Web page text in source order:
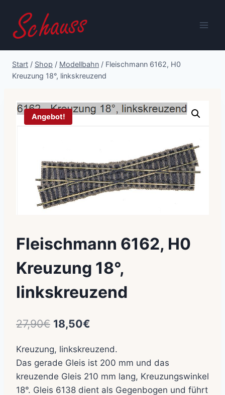
Inhalt
springen
Start / Shop / Modellbahn / Fleischmann 6162, H0
Kreuzung 18°, linkskreuzend
Angebot!
Fleischmann 6162, H0
Kreuzung 18°,
linkskreuzend
27,90€ Ursprünglicher
war:
27,90€
18,50€
ist:
18,50€.
Kreuzung, linkskreuzend.
Das gerade Gleis ist 200 mm und das
kreuzende Gleis 210 mm lang, Kreuzungswinkel
18°. Gleis 6138 dient als Gegenbogen und führt